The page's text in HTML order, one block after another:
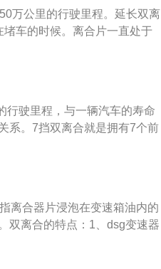
万公里的行驶里程。延长双离
车的时候。离合片一直处于
其磨损程度加大，从而使寿命
进挡，这种情况会造成齿轮的
轻踩轻放：尽量做到油门轻
离合片造成过多的磨损，建议
生。
行驶里程，与一辆汽车的寿命
系。7挡双离合就是拥有7个前
的是湿式双离合器。双离
，都被安装在一个充满液压油
的液压，在离合器分离以及
驱动力进行控制的传递装置。
小的驱动力比较容易，但是需
离合器片浸泡在变速箱油内的
双离合的特点：1、dsg变速器
在加速过程中不会有动力中断